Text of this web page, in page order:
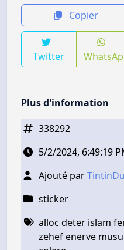
Copier
Twitter
Plus d'information
338292
5/2/2024, 6:49:19
Ajouté par
sticker
alloc deter islam
zehef enerve